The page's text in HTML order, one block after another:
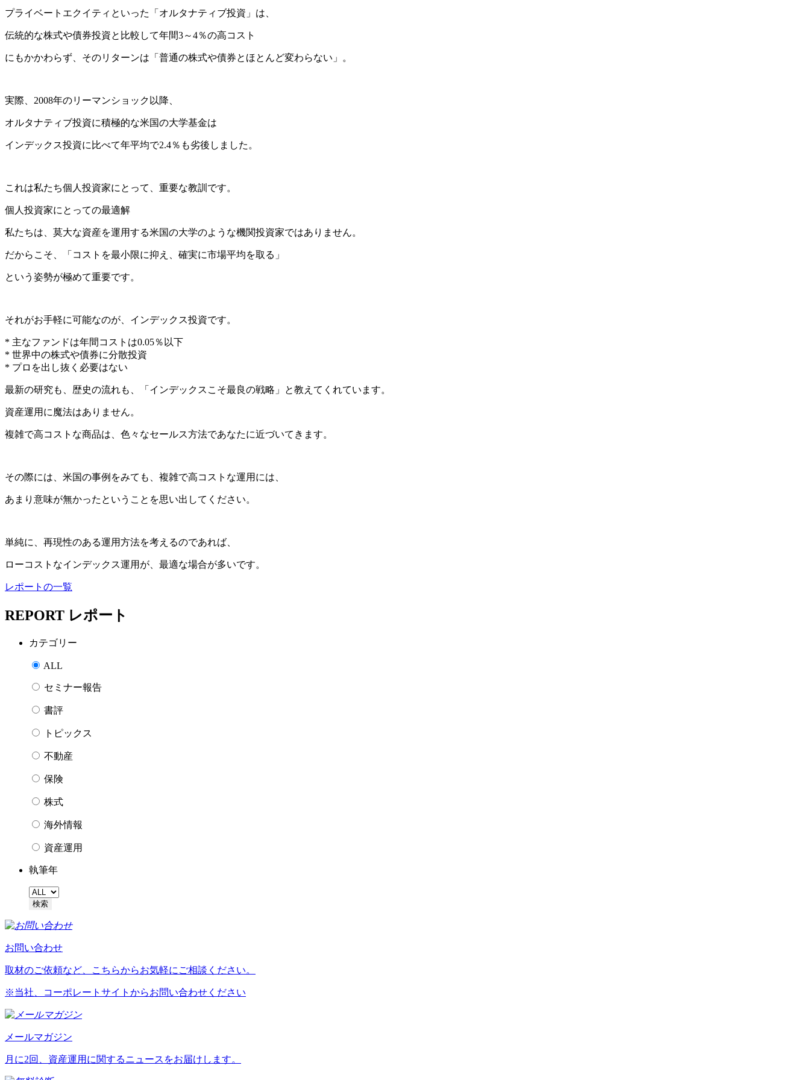
プライベートエクイティといった「オルタナティブ投資」は、
伝統的な株式や債券投資と比較して年間3～4％の高コスト
にもかかわらず、そのリターンは「普通の株式や債券とほとんど変わらない」。
実際、2008年のリーマンショック以降、
オルタナティブ投資に積極的な米国の大学基金は
インデックス投資に比べて年平均で2.4％も劣後しました。
これは私たち個人投資家にとって、重要な教訓です。
個人投資家にとっての最適解
私たちは、莫大な資産を運用する米国の大学のような機関投資家ではありません。
だからこそ、「コストを最小限に抑え、確実に市場平均を取る」
という姿勢が極めて重要です。
それがお手軽に可能なのが、インデックス投資です。
* 主なファンドは年間コストは0.05％以下
* 世界中の株式や債券に分散投資
* プロを出し抜く必要はない
最新の研究も、歴史の流れも、「インデックスこそ最良の戦略」と教えてくれています。
資産運用に魔法はありません。
複雑で高コストな商品は、色々なセールス方法であなたに近づいてきます。
その際には、米国の事例をみても、複雑で高コストな運用には、
あまり意味が無かったということを思い出してください。
単純に、再現性のある運用方法を考えるのであれば、
ローコストなインデックス運用が、最適な場合が多いです。
レポートの一覧
REPORT レポート
カテゴリー
ALL
セミナー報告
書評
トピックス
不動産
保険
株式
海外情報
資産運用
執筆年
お問い合わせ
取材のご依頼など、こちらからお気軽にご相談ください。
※当社、コーポレートサイトからお問い合わせください
メールマガジン
月に2回、資産運用に関するニュースをお届けします。